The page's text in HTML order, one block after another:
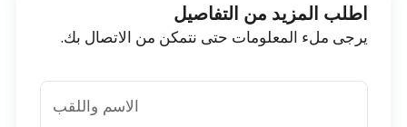
اطلب المزيد من التفاصيل
يرجى ملء المعلومات حتى نتمكن من الاتصال بك.
الاسم واللقب